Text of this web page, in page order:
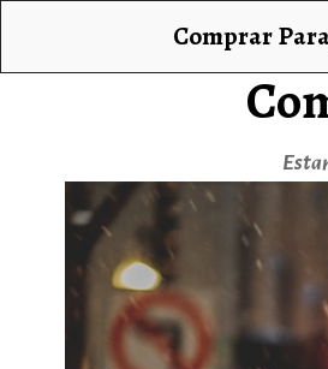
Comprar